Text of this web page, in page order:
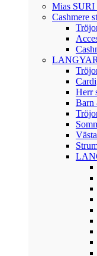
Mias SURI
Cashmere
Herr
Barn